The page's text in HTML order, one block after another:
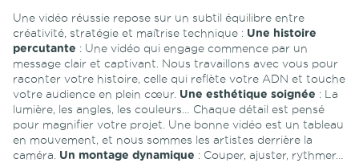
Une vidéo réussie repose sur un subtil équilibre entre
créativité, stratégie et maîtrise technique : Une histoire
percutante : Une vidéo qui engage commence par un
message clair et captivant. Nous travaillons avec vous pour
raconter votre histoire, celle qui reflète votre ADN et touche
votre audience en plein cœur. Une esthétique soignée : La
lumière, les angles, les couleurs… Chaque détail est pensé
pour magnifier votre projet. Une bonne vidéo est un tableau
en mouvement, et nous sommes les artistes derrière la
caméra. Un montage dynamique : Couper, ajuster, rythmer…